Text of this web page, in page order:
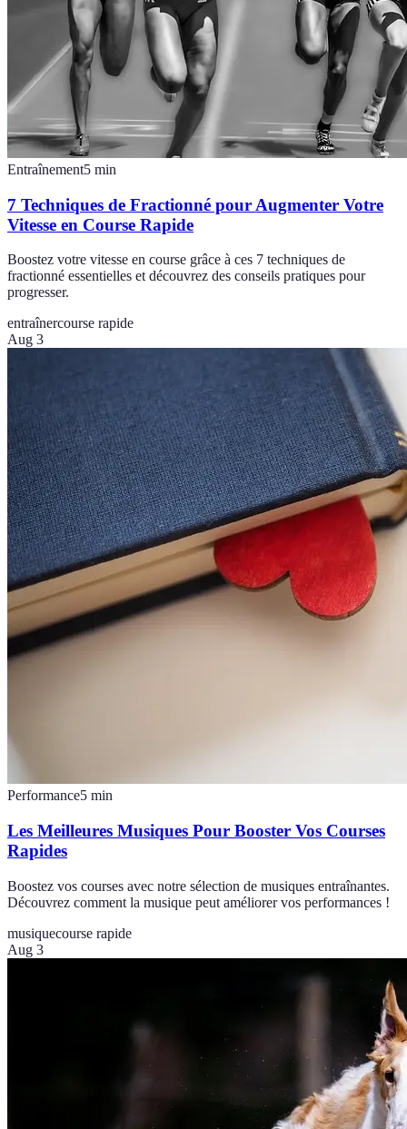
Entraînement5 min
7 Techniques de Fractionné pour Augmenter Votre
Vitesse en Course Rapide
Boostez votre vitesse en course grâce à ces 7 techniques de
fractionné essentielles et découvrez des conseils pratiques pour
progresser.
entraînercourse rapide
Aug 3
Performance5 min
Les Meilleures Musiques Pour Booster Vos Courses
Rapides
Boostez vos courses avec notre sélection de musiques entraînantes.
Découvrez comment la musique peut améliorer vos performances !
musiquecourse rapide
Aug 3